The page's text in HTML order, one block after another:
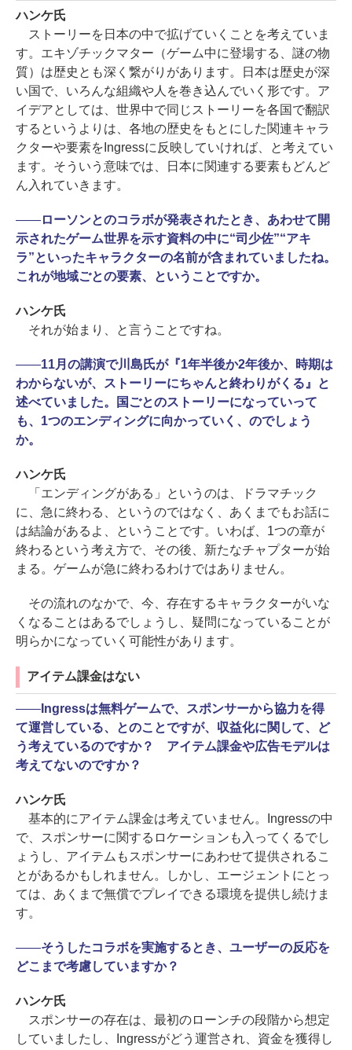
ハンケ氏
ストーリーを日本の中で拡げていくことを考えていま
す。エキゾチックマター（ゲーム中に登場する、謎の物
質）は歴史とも深く繋がりがあります。日本は歴史が深
い国で、いろんな組織や人を巻き込んでいく形です。ア
イデアとしては、世界中で同じストーリーを各国で翻訳
するというよりは、各地の歴史をもとにした関連キャラ
クターや要素をIngressに反映していければ、と考えてい
ます。そういう意味では、日本に関連する要素もどんど
ん入れていきます。
――ローソンとのコラボが発表されたとき、あわせて開
示されたゲーム世界を示す資料の中に“司少佐”“アキ
ラ”といったキャラクターの名前が含まれていましたね。
これが地域ごとの要素、ということですか。
ハンケ氏
それが始まり、と言うことですね。
――11月の講演で川島氏が『1年半後か2年後か、時期は
わからないが、ストーリーにちゃんと終わりがくる』と
述べていました。国ごとのストーリーになっていって
も、1つのエンディングに向かっていく、のでしょう
か。
ハンケ氏
「エンディングがある」というのは、ドラマチック
に、急に終わる、というのではなく、あくまでもお話に
は結論があるよ、ということです。いわば、1つの章が
終わるという考え方で、その後、新たなチャプターが始
まる。ゲームが急に終わるわけではありません。
その流れのなかで、今、存在するキャラクターがいな
くなることはあるでしょうし、疑問になっていることが
明らかになっていく可能性があります。
アイテム課金はない
――Ingressは無料ゲームで、スポンサーから協力を得
て運営している、とのことですが、収益化に関して、ど
う考えているのですか？ アイテム課金や広告モデルは
考えてないのですか？
ハンケ氏
基本的にアイテム課金は考えていません。Ingressの中
で、スポンサーに関するロケーションも入ってくるでし
ょうし、アイテムもスポンサーにあわせて提供されるこ
とがあるかもしれません。しかし、エージェントにとっ
ては、あくまで無償でプレイできる環境を提供し続けま
す。
――そうしたコラボを実施するとき、ユーザーの反応を
どこまで考慮していますか？
ハンケ氏
スポンサーの存在は、最初のローンチの段階から想定
していましたし、Ingressがどう運営され、資金を獲得し